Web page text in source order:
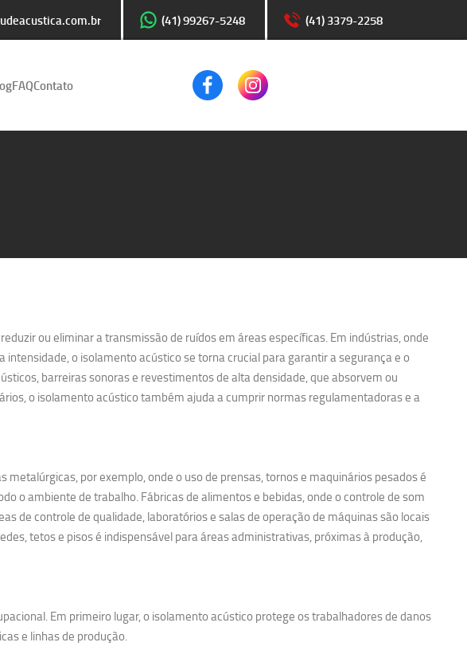
(41) 99267-5248 (41) 3379-2258
FAQContato
ou eliminar a transmissão de ruídos em áreas específicas. Em indústrias, onde
o isolamento acústico se torna crucial para garantir a segurança e o
barreiras sonoras e revestimentos de alta densidade, que absorvem ou
o isolamento acústico também ajuda a cumprir normas regulamentadoras e a
por exemplo, onde o uso de prensas, tornos e maquinários pesados é
o ambiente de trabalho. Fábricas de alimentos e bebidas, onde o controle de som
de controle de qualidade, laboratórios e salas de operação de máquinas são locais
tetos e pisos é indispensável para áreas administrativas, próximas à produção,
Em primeiro lugar, o isolamento acústico protege os trabalhadores de danos
e linhas de produção.